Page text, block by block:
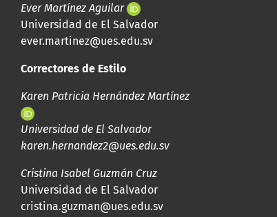
Ever Martínez Aguilar
Universidad de El Salvador
ever.martinez@ues.edu.sv
Correctores de Estilo
Karen Patricia Hernández Martínez
Universidad de El Salvador
karen.hernandez2@ues.edu.sv
Cristina Isabel Guzmán Cruz
Universidad de El Salvador
cristina.guzman@ues.edu.sv